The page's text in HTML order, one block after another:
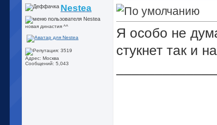
Nestea
новая династия ^^
Адрес: Москва
Сообщений: 5,043
Я особо не
стукнет так и